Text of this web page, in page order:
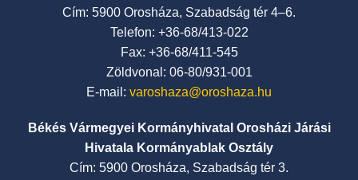
Cím: 5900 Orosháza, Szabadság tér 4–6.
Telefon: +36-68/413-022
Fax: +36-68/411-545
Zöldvonal: 06-80/931-001
E-mail: varoshaza@oroshaza.hu
Békés Vármegyei Kormányhivatal Orosházi Járási
Hivatala Kormányablak Osztály
Cím: 5900 Orosháza, Szabadság tér 3.